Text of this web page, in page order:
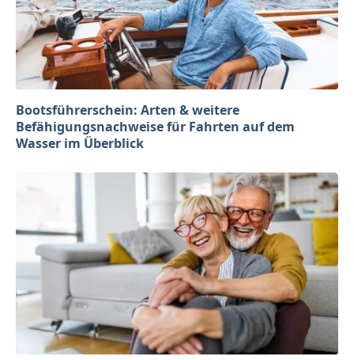
Bootsführerschein: Arten & weitere
Befähigungsnachweise für Fahrten auf dem
Wasser im Überblick